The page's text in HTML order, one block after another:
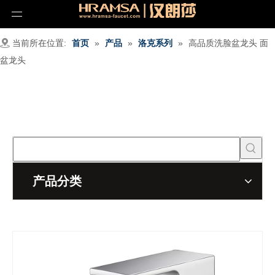
当前所在位置: 首页 » 产品 » 洛克系列 »
高品质洗脸盆龙头 面
盆龙头
产品分类